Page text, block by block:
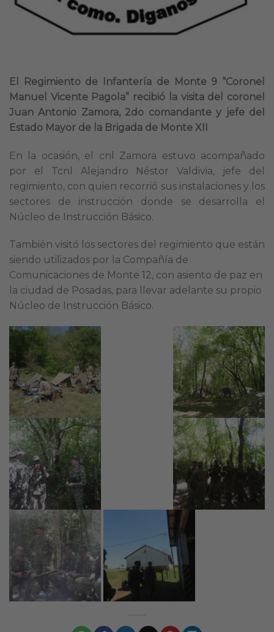
El Regimiento de Infantería de Monte 9 “Coronel
Manuel Vicente Pagola” recibió la visita del coronel
Juan Antonio Zamora, 2do comandante y jefe del
Estado Mayor de la Brigada de Monte XII
En la ocasión, el cnl Zamora estuvo acompañado
por el Tcnl Alejandro Néstor Valdivia, jefe del
regimiento, con quien recorrió sus instalaciones y los
sectores de instrucción donde se desarrolla el
Núcleo de Instrucción Básico.
También visitó los sectores del regimiento que están
siendo utilizados por la Compañía de
Comunicaciones de Monte 12, con asiento de paz en
la ciudad de Posadas, para llevar adelante su propio
Núcleo de Instrucción Básico.